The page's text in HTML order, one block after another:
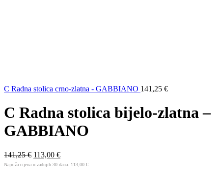
C Radna stolica crno-zlatna - GABBIANO 141,25 €
C Radna stolica bijelo-zlatna –
GABBIANO
141,25€ 113,00 €
Najniža cijena u zadnjih 30 dana: 113,00 €